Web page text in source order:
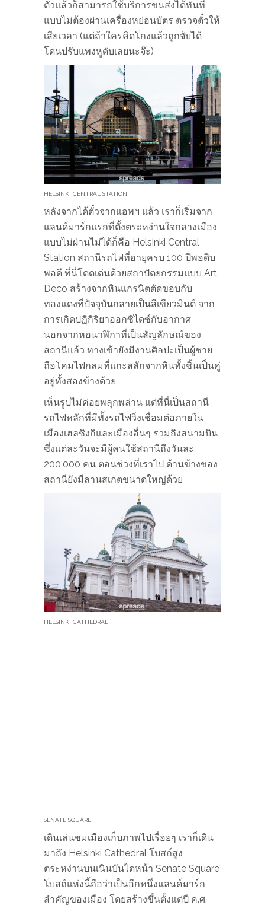
ตั๋วแล้วก็สามารถใช้บริการขนส่งได้ทันที
แบบไม่ต้องผ่านเครื่องหย่อนบัตร ตรวจตั๋วให้
เสียเวลา (แต่ถ้าใครคิดโกงแล้วถูกจับได้
โดนปรับแพงหูดับเลยนะจ๊ะ)
HELSINKI CENTRAL STATION
หลังจากได้ตั๋วจากแอพฯ แล้ว เราก็เริ่มจาก
แลนด์มาร์กแรกที่ตั้งตระหง่านใจกลางเมือง
แบบไม่ผ่านไม่ได้ก็คือ Helsinki Central
Station​ สถานีรถไฟที่อายุครบ 100 ปีพอดิบ
พอดี ที่นี่โดดเด่นด้วยสถาปัตยกรรมแบบ Art
Deco​ สร้างจากหินแกรนิตตัดขอบกับ
ทองแดงที่ปัจจุบันกลายเป็นสีเขียวมินต์ จาก
การเกิดปฏิกิริยาออกซิไดซ์กับอากาศ
นอกจากหอนาฬิกาที่เป็นสัญลักษณ์ของ
สถานีแล้ว ทางเข้ายังมีงานศิลปะเป็นผู้ชาย
ถือโคมไฟกลมที่แกะสลักจากหินทั้งชิ้นเป็นคู่
อยู่ทั้งสองข้างด้วย
เห็นรูปไม่ค่อยพลุกพล่าน แต่ที่นี่เป็นสถานี
รถไฟหลักที่มีทั้งรถไฟวิ่งเชื่อมต่อภายใน
เมืองเฮลซิงกิและเมืองอื่นๆ รวมถึงสนามบิน
ซึ่งแต่ละวันจะมีผู้คนใช้สถานีถึงวันละ
200,000 คน ตอนช่วงที่เราไป ด้านข้างของ
สถานียังมีลานสเกตขนาดใหญ่ด้วย
HELSINKI CATHEDRAL
SENATE SQUARE
เดินเล่นชมเมืองเก็บภาพไปเรื่อยๆ เราก็เดิน
มาถึง Helsinki Cathedral โบสถ์สูง
ตระหง่านบนเนินบันไดหน้า Senate Square
โบสถ์แห่งนี้ถือว่าเป็นอีกหนึ่งแลนด์มาร์ก
สำคัญของเมือง โดยสร้างขึ้นตั้งแต่ปี ค.ศ.